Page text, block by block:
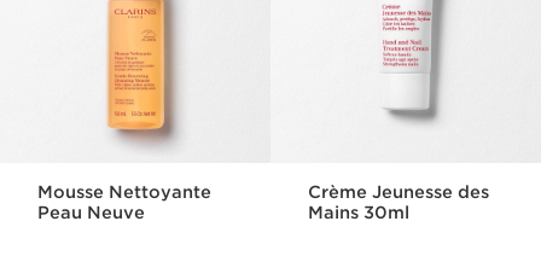
Mousse Nettoyante
Peau Neuve
Crème Jeunesse des
Mains 30ml